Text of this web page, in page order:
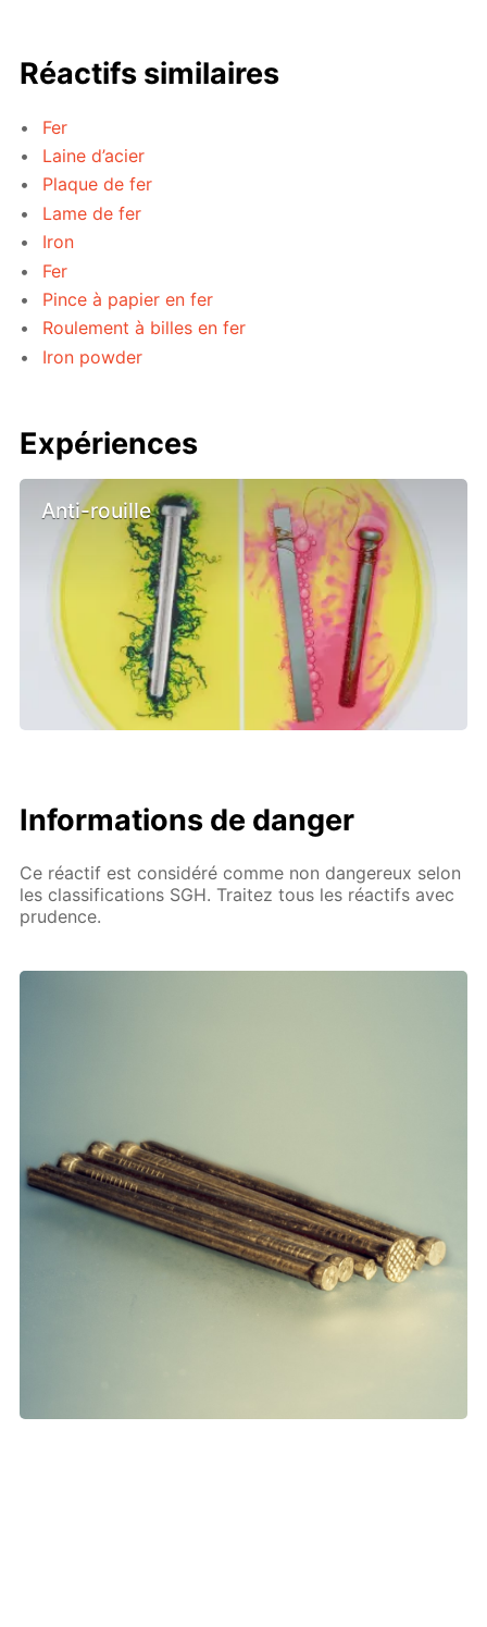
Réactifs similaires
Fer
Laine d’acier
Plaque de fer
Lame de fer
Iron
Fer
Pince à papier en fer
Roulement à billes en fer
Iron powder
Expériences
Anti-rouille
Informations de danger
Ce réactif est considéré comme non dangereux selon
les classifications SGH. Traitez tous les réactifs avec
prudence.